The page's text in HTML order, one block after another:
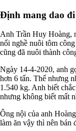
Định mang dao
Anh Trần Huy Hoàng,
nối nghề nuôi tôm
cũng đã nuôi thành
Ngày 14-4-2020, anh
hơn 6 tấn. Thế nhưng
1.540 kg. Anh biết
nhưng không biết mất
Ông nội của anh
làm ăn vậy thì nên bán